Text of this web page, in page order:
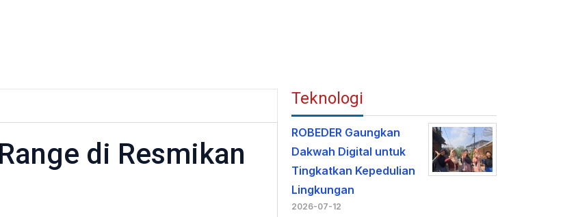
di Resmikan
Teknologi
ROBEDER Gaungkan
Dakwah Digital untuk
Tingkatkan Kepedulian
Lingkungan
2026-07-12